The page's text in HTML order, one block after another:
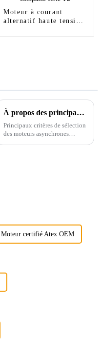
Moteur à courant
alternatif haute tension
À propos des principaux facteurs de sélection des moteurs asynchrones triphasés
Principaux critères de sélection
des moteurs asynchrones
Moteur certifié Atex OEM